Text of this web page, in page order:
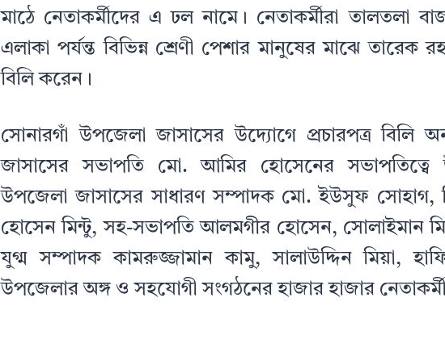
মাঠে নেতাকর্মীদের এ ঢল নামে। নেতাকর্মীরা তালতলা
এলাকা পর্যন্ত বিভিন্ন শ্রেণী পেশার মানুষের মাঝে তারেক
বিলি করেন।
সোনারগাঁ উপজেলা জাসাসের উদ্যোগে প্রচারপত্র বিলি
জাসাসের সভাপতি মো. আমির হোসেনের সভাপতিত্বে
উপজেলা জাসাসের সাধারণ সম্পাদক মো. ইউসুফ সোহাগ,
হোসেন মিন্টু, সহ-সভাপতি আলমগীর হোসেন, সোলাইমান
যুগ্ম সম্পাদক কামরুজ্জামান কামু, সালাউদ্দিন মিয়া,
উপজেলার অঙ্গ ও সহযোগী সংগঠনের হাজার হাজার